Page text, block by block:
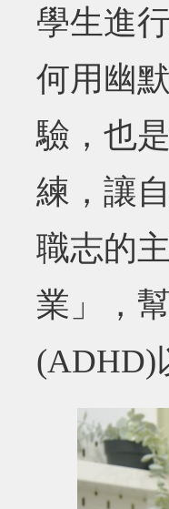
學生進
何用幽
驗，也
練，讓
職志的
業」，
(ADHD)